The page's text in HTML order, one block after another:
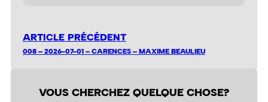
ARTICLE PRÉCÉDENT
008 – 2026-07-01 – CARENCES – MAXIME BEAULIEU
VOUS CHERCHEZ QUELQUE CHOSE?